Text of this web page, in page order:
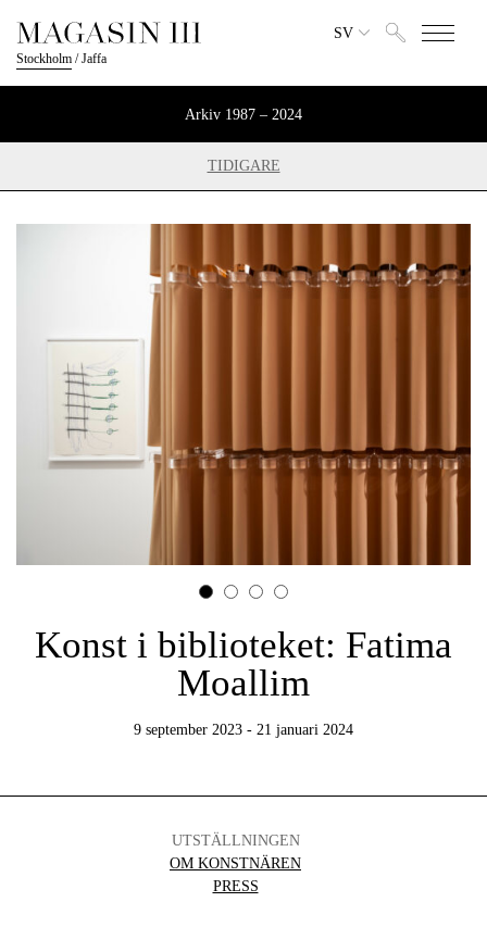
Stockholm /Jaffa
SV
Arkiv 1987 – 2024
TIDIGARE
Konst i biblioteket: Fatima
Moallim
9 september 2023 - 21 januari 2024
UTSTÄLLNINGEN
OM KONSTNÄREN
PRESS